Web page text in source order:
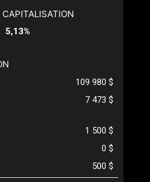
5,13%
109 980 $
7 473 $
1 500 $
0 $
500 $